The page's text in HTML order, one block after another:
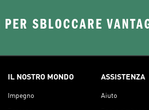
SBLOCCARE
IL NOSTRO MONDO
Impegno
ASSISTENZA
Aiuto